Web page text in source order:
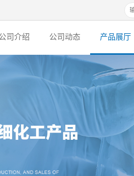
司介绍 公司动态 产品展厅